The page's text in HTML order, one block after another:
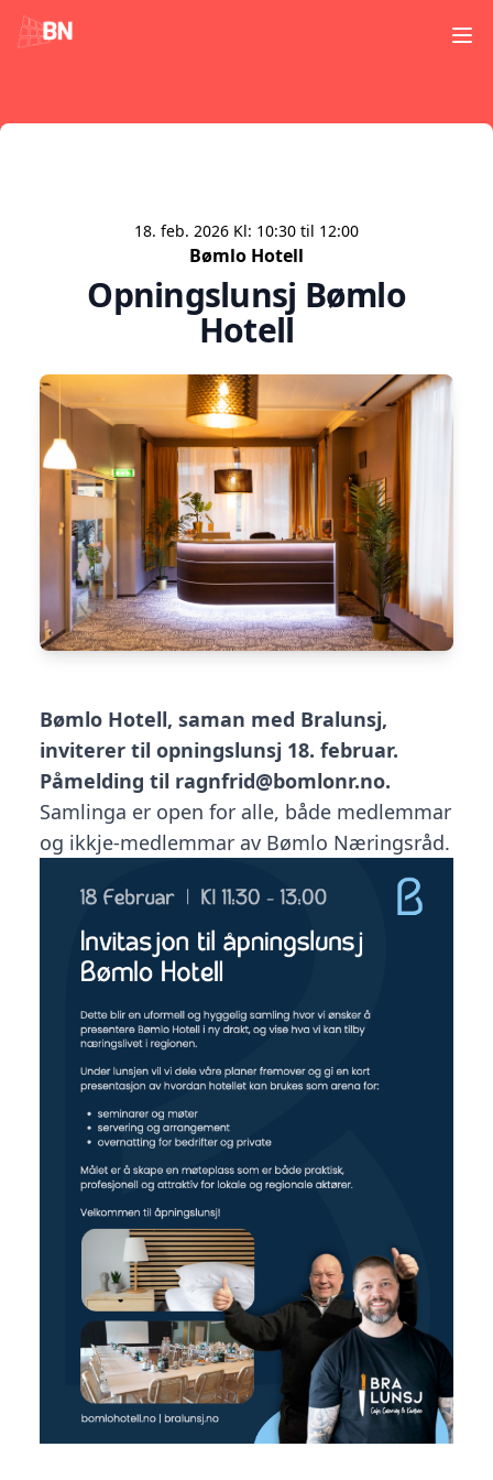
18. feb. 2026 Kl: 10:30 til 12:00
Bømlo Hotell
Opningslunsj Bømlo
Hotell
Bømlo Hotell, saman med Bralunsj,
inviterer til opningslunsj 18. februar.
Påmelding til ragnfrid@bomlonr.no.
Samlinga er open for alle, både medlemmar
og ikkje-medlemmar av Bømlo Næringsråd.